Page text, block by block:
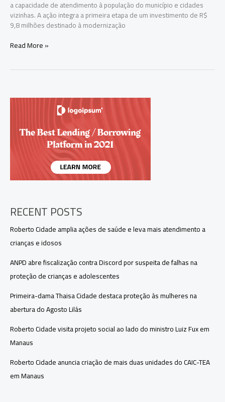
a capacidade de atendimento à população do município e cidades
vizinhas. A ação integra a primeira etapa de um investimento de R$
9,8 milhões destinado à modernização
Roberto
Hospital
destina
instituições
sociais
em
Read More »
RECENT POSTS
Roberto Cidade amplia ações de saúde e leva mais atendimento a
crianças e idosos
ANPD abre fiscalização contra Discord por suspeita de falhas na
proteção de crianças e adolescentes
Primeira-dama Thaisa Cidade destaca proteção às mulheres na
abertura do Agosto Lilás
Roberto Cidade visita projeto social ao lado do ministro Luiz Fux em
Manaus
Roberto Cidade anuncia criação de mais duas unidades do CAIC-TEA
em Manaus